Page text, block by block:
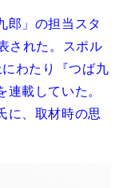
」の担当スタ
された。スポル
わたり『つば九
載していた。
に、取材時の思